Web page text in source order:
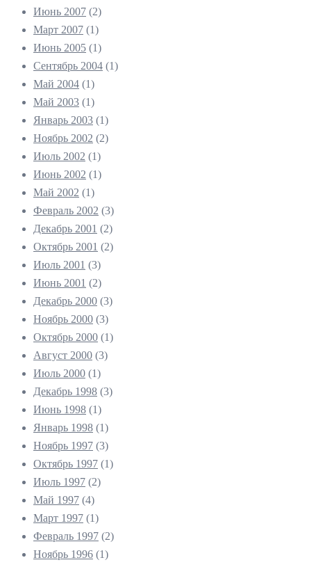
Июнь 2007 (2)
Март 2007 (1)
Июнь 2005 (1)
Сентябрь 2004 (1)
Май 2004 (1)
Май 2003 (1)
Январь 2003 (1)
Ноябрь 2002 (2)
Июль 2002 (1)
Июнь 2002 (1)
Май 2002 (1)
Февраль 2002 (3)
Декабрь 2001 (2)
Октябрь 2001 (2)
Июль 2001 (3)
Июнь 2001 (2)
Декабрь 2000 (3)
Ноябрь 2000 (3)
Октябрь 2000 (1)
Август 2000 (3)
Июль 2000 (1)
Декабрь 1998 (3)
Июнь 1998 (1)
Январь 1998 (1)
Ноябрь 1997 (3)
Октябрь 1997 (1)
Июль 1997 (2)
Май 1997 (4)
Март 1997 (1)
Февраль 1997 (2)
Ноябрь 1996 (1)